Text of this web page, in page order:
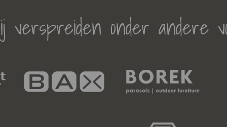
verspreiden onder andere